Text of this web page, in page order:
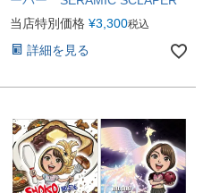
当店特別価格 ¥3,300税込
詳細を見る